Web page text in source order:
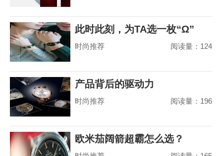
此时此刻，为TA选一枚“Ω”
时尚推荐 阅读量：124
产品背后的驱动力
时尚推荐 阅读量：196
欧米茄阔箭超霸怎么选？